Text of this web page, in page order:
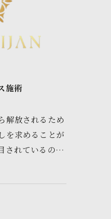
施術
解放されるため
を求めることが
されているのが